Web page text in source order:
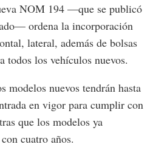
NOM 194 —que se publicó
ordena la incorporación
lateral, además de bolsas
todos los vehículos nuevos.
modelos nuevos tendrán hasta
en vigor para cumplir con
que los modelos ya
cuatro años.